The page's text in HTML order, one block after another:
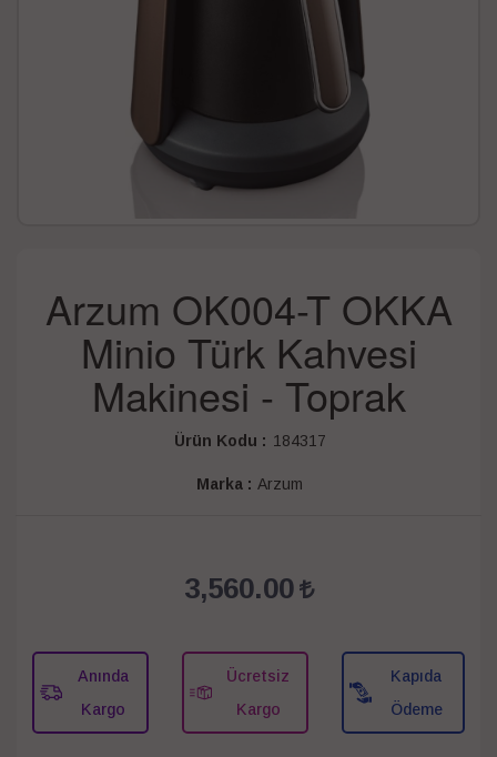
Arzum OK004-T OKKA
Minio Türk Kahvesi
Makinesi - Toprak
Ürün Kodu : 184317
Marka : Arzum
3,560.00
Anında
Kargo
Ücretsiz
Kargo
Kapıda
Ödeme